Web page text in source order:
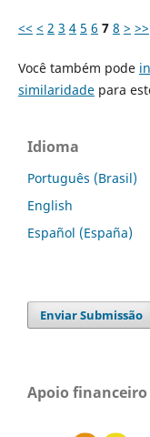
<< < 2 3 4 5 6 7 8 > >>
Você também pode
similaridadepara
Idioma
Português (Brasil)
English
Español (España)
Enviar Submissão
Apoio financeiro